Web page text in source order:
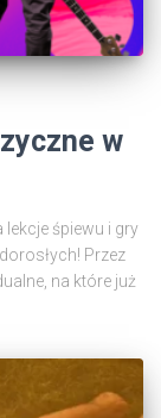
w
śpiewu i gry
Przez
na które już